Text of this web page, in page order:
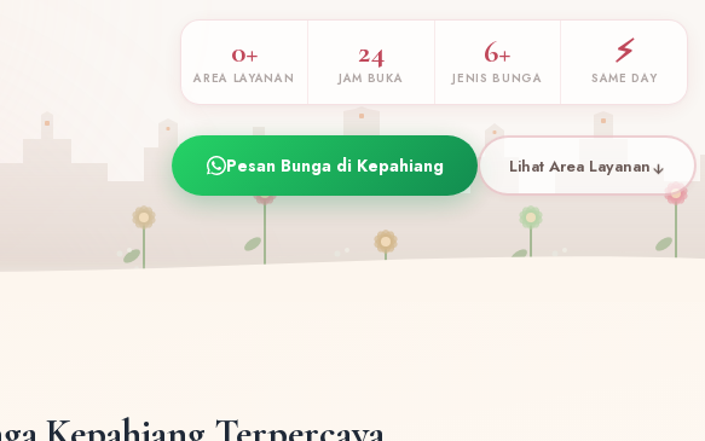
0+
AREA LAYANAN
24
JAM BUKA
6+
JENIS BUNGA
⚡
SAME DAY
Pesan Bunga di Kepahiang Lihat Area Layanan